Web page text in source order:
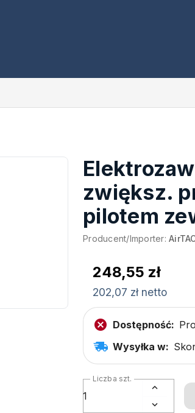
zwiększ.
pilotem
Producent/Importer:
248,55 zł
202,07 zł netto
Dostępność:
Wysyłka w:
Liczba szt.